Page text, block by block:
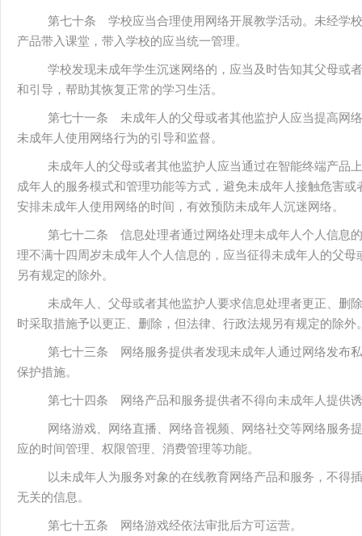
第七十条 学校应当合理使用网络开展教学活动。未经学
产品带入课堂，带入学校的应当统一管理。
学校发现未成年学生沉迷网络的，应当及时告知其父母或
和引导，帮助其恢复正常的学习生活。
第七十一条 未成年人的父母或者其他监护人应当提高网
未成年人使用网络行为的引导和监督。
未成年人的父母或者其他监护人应当通过在智能终端产品
成年人的服务模式和管理功能等方式，避免未成年人接触危害
安排未成年人使用网络的时间，有效预防未成年人沉迷网络。
第七十二条 信息处理者通过网络处理未成年人个人信息
理不满十四周岁未成年人个人信息的，应当征得未成年人的父
另有规定的除外。
未成年人、父母或者其他监护人要求信息处理者更正、删
时采取措施予以更正、删除，但法律、行政法规另有规定的除外
第七十三条 网络服务提供者发现未成年人通过网络发布
保护措施。
第七十四条 网络产品和服务提供者不得向未成年人提供
网络游戏、网络直播、网络音视频、网络社交等网络服务
应的时间管理、权限管理、消费管理等功能。
以未成年人为服务对象的在线教育网络产品和服务，不得
无关的信息。
第七十五条 网络游戏经依法审批后方可运营。